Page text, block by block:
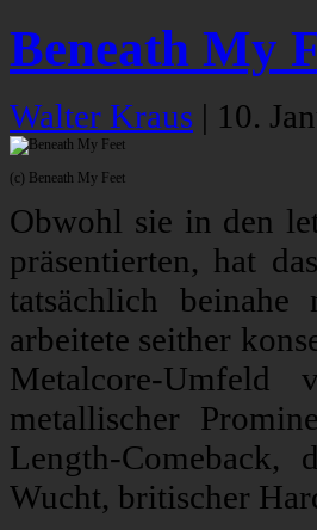
Beneath My
Walter Kraus | 10.
(c) Beneath My Feet
Obwohl sie in den
präsentierten, hat
tatsächlich
arbeitete seither
Metalcore-
metallischer
Length-Comeback,
Wucht, britischer